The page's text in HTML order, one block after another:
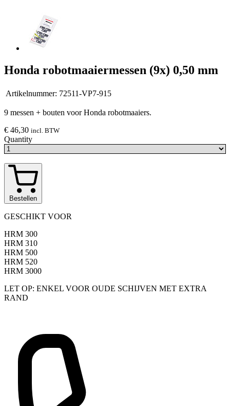
Honda robotmaaiermessen (9x) 0,50 mm
Artikelnummer: 72511-VP7-915
9 messen + bouten voor Honda robotmaaiers.
€ 46,30 incl. BTW
Quantity
Bestellen
GESCHIKT VOOR
HRM 300
HRM 310
HRM 500
HRM 520
HRM 3000
LET OP: ENKEL VOOR OUDE SCHIJVEN MET EXTRA
RAND